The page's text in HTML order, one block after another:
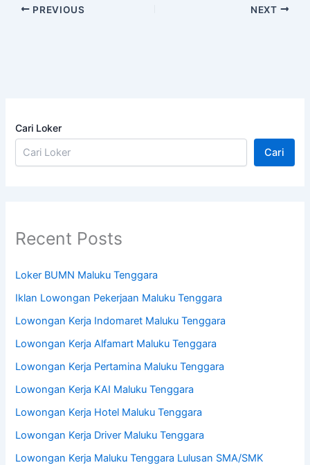
PREVIOUS NEXT
Cari Loker
Cari
Recent Posts
Loker BUMN Maluku Tenggara
Iklan Lowongan Pekerjaan Maluku Tenggara
Lowongan Kerja Indomaret Maluku Tenggara
Lowongan Kerja Alfamart Maluku Tenggara
Lowongan Kerja Pertamina Maluku Tenggara
Lowongan Kerja KAI Maluku Tenggara
Lowongan Kerja Hotel Maluku Tenggara
Lowongan Kerja Driver Maluku Tenggara
Lowongan Kerja Maluku Tenggara Lulusan SMA/SMK